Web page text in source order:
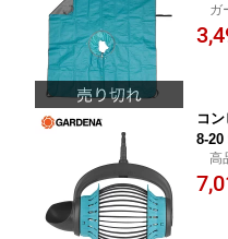
マ
A 【
ガ
無料
コ
8-20
レ
高
ー 送